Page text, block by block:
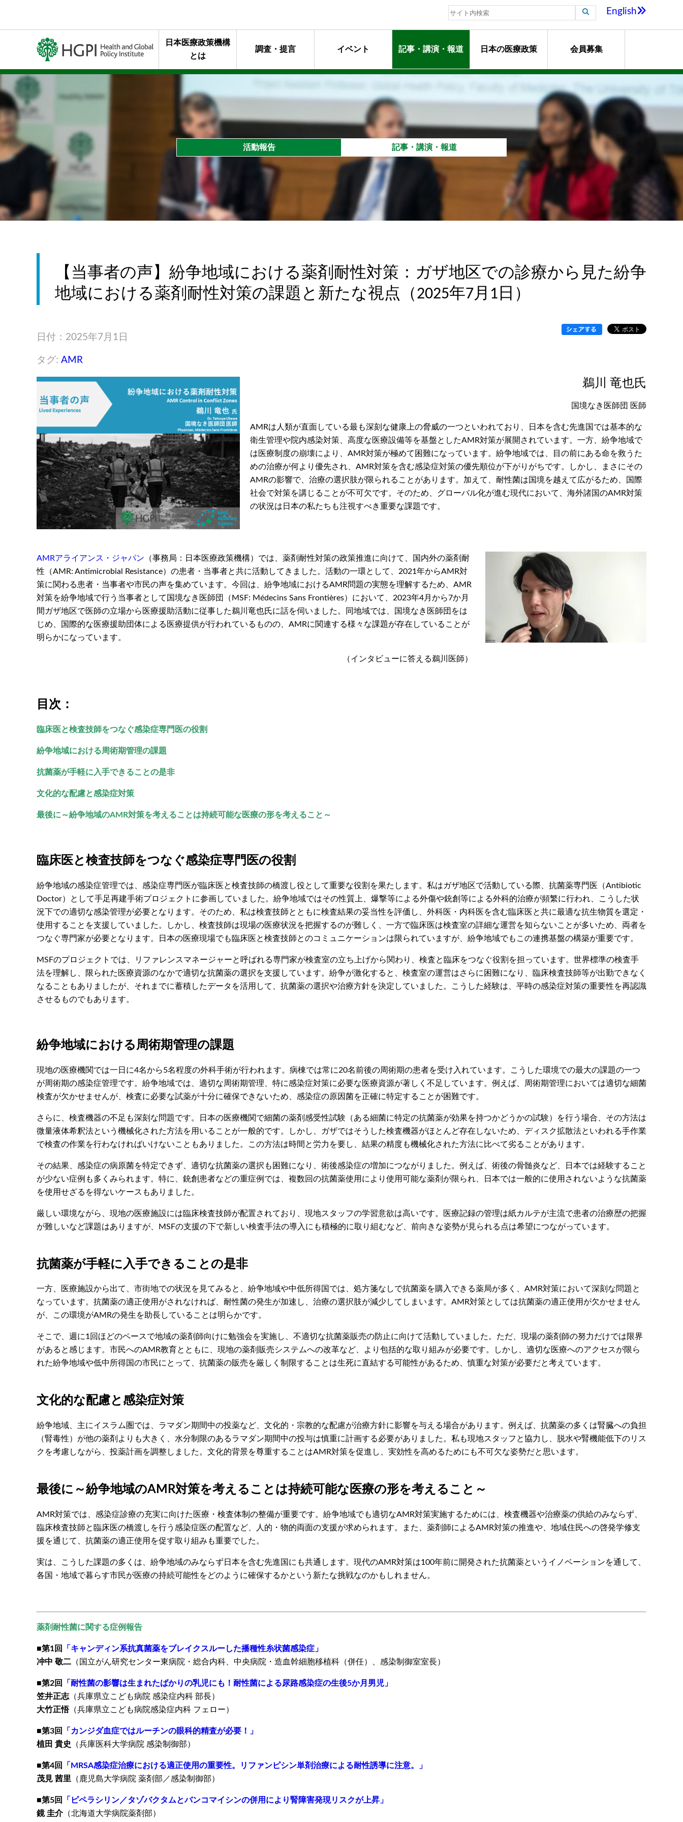
English
日本医療政策機構
とは
ミッション・行動指針
代表理事メッセージ
終身名誉チェアマンメッセージ
組織概要
年報・最近の活動
HGPIを支えるプロフェッショナル達
スタッフの声
HGPIのあゆみ
黒川清賞
調査・提言 イベント 記事・講演・報道 日本の医療政策 会員募集
活動報告 記事・講演・報道
【当事者の声】紛争地域における薬剤耐性対策：ガザ地区での診療から見た紛争
地域における薬剤耐性対策の課題と新たな視点（2025年7月1日）
日付：2025年7月1日
タグ: AMR
鵜川 竜也氏
国境なき医師団 医師
AMRは人類が直面している最も深刻な健康上の脅威の一つといわれており、日本を含む先進国では基本的な
衛生管理や院内感染対策、高度な医療設備等を基盤としたAMR対策が展開されています。一方、紛争地域で
は医療制度の崩壊により、AMR対策が極めて困難になっています。紛争地域では、目の前にある命を救うた
めの治療が何より優先され、AMR対策を含む感染症対策の優先順位が下がりがちです。しかし、まさにその
AMRの影響で、治療の選択肢が限られることがあります。加えて、耐性菌は国境を越えて広がるため、国際
社会で対策を講じることが不可欠です。そのため、グローバル化が進む現代において、海外諸国のAMR対策
の状況は日本の私たちも注視すべき重要な課題です。
AMRアライアンス・ジャパン （事務局：日本医療政策機構）では、薬剤耐性対策の政策推進に向けて、国内外の薬剤耐
性（AMR: Antimicrobial Resistance）の患者・当事者と共に活動してきました。活動の一環として、2021年からAMR対
策に関わる患者・当事者や市民の声を集めています。今回は、紛争地域におけるAMR問題の実態を理解するため、AMR
対策を紛争地域で行う当事者として国境なき医師団（MSF: Médecins Sans Frontières）において、2023年4月から7か月
間ガザ地区で医師の立場から医療援助活動に従事した鵜川竜也氏に話を伺いました。同地域では、国境なき医師団をは
じめ、国際的な医療援助団体による医療提供が行われているものの、AMRに関連する様々な課題が存在していることが
明らかになっています。
（インタビューに答える鵜川医師）
目次：
臨床医と検査技師をつなぐ感染症専門医の役割
紛争地域における周術期管理の課題
抗菌薬が手軽に入手できることの是非
文化的な配慮と感染症対策
最後に～紛争地域のAMR対策を考えることは持続可能な医療の形を考えること～
臨床医と検査技師をつなぐ感染症専門医の役割
紛争地域の感染症管理では、感染症専門医が臨床医と検査技師の橋渡し役として重要な役割を果たします。私はガザ地区で活動している際、抗菌薬専門医（Antibiotic
Doctor）として手足再建手術プロジェクトに参画していました。紛争地域ではその性質上、爆撃等による外傷や銃創等による外科的治療が頻繁に行われ、こうした状
況下での適切な感染管理が必要となります。そのため、私は検査技師とともに検査結果の妥当性を評価し、外科医・内科医を含む臨床医と共に最適な抗生物質を選定・
使用することを支援していました。しかし、検査技師は現場の医療状況を把握するのが難しく、一方で臨床医は検査室の詳細な運営を知らないことが多いため、両者を
つなぐ専門家が必要となります。日本の医療現場でも臨床医と検査技師とのコミュニケーションは限られていますが、紛争地域でもこの連携基盤の構築が重要です。
MSFのプロジェクトでは、リファレンスマネージャーと呼ばれる専門家が検査室の立ち上げから関わり、検査と臨床をつなぐ役割を担っています。世界標準の検査手
法を理解し、限られた医療資源のなかで適切な抗菌薬の選択を支援しています。紛争が激化すると、検査室の運営はさらに困難になり、臨床検査技師等が出勤できなく
なることもありましたが、それまでに蓄積したデータを活用して、抗菌薬の選択や治療方針を決定していました。こうした経験は、平時の感染症対策の重要性を再認識
させるものでもあります。
紛争地域における周術期管理の課題
現地の医療機関では一日に4名から5名程度の外科手術が行われます。病棟では常に20名前後の周術期の患者を受け入れています。こうした環境での最大の課題の一つ
が周術期の感染症管理です。紛争地域では、適切な周術期管理、特に感染症対策に必要な医療資源が著しく不足しています。例えば、周術期管理においては適切な細菌
検査が欠かせませんが、検査に必要な試薬が十分に確保できないため、感染症の原因菌を正確に特定することが困難です。
さらに、検査機器の不足も深刻な問題です。日本の医療機関で細菌の薬剤感受性試験（ある細菌に特定の抗菌薬が効果を持つかどうかの試験）を行う場合、その方法は
微量液体希釈法という機械化された方法を用いることが一般的です。しかし、ガザではそうした検査機器がほとんど存在しないため、ディスク拡散法といわれる手作業
で検査の作業を行わなければいけないこともありました。この方法は時間と労力を要し、結果の精度も機械化された方法に比べて劣ることがあります。
その結果、感染症の病原菌を特定できず、適切な抗菌薬の選択も困難になり、術後感染症の増加につながりました。例えば、術後の骨髄炎など、日本では経験すること
が少ない症例も多くみられます。特に、銃創患者などの重症例では、複数回の抗菌薬使用により使用可能な薬剤が限られ、日本では一般的に使用されないような抗菌薬
を使用せざるを得ないケースもありました。
厳しい環境ながら、現地の医療施設には臨床検査技師が配置されており、現地スタッフの学習意欲は高いです。医療記録の管理は紙カルテが主流で患者の治療歴の把握
が難しいなど課題はありますが、MSFの支援の下で新しい検査手法の導入にも積極的に取り組むなど、前向きな姿勢が見られる点は希望につながっています。
抗菌薬が手軽に入手できることの是非
一方、医療施設から出て、市街地での状況を見てみると、紛争地域や中低所得国では、処方箋なしで抗菌薬を購入できる薬局が多く、AMR対策において深刻な問題と
なっています。抗菌薬の適正使用がされなければ、耐性菌の発生が加速し、治療の選択肢が減少してしまいます。AMR対策としては抗菌薬の適正使用が欠かせません
が、この環境がAMRの発生を助長していることは明らかです。
そこで、週に1回ほどのペースで地域の薬剤師向けに勉強会を実施し、不適切な抗菌薬販売の防止に向けて活動していました。ただ、現場の薬剤師の努力だけでは限界
があると感じます。市民へのAMR教育とともに、現地の薬剤販売システムへの改革など、より包括的な取り組みが必要です。しかし、適切な医療へのアクセスが限ら
れた紛争地域や低中所得国の市民にとって、抗菌薬の販売を厳しく制限することは生死に直結する可能性があるため、慎重な対策が必要だと考えています。
文化的な配慮と感染症対策
紛争地域、主にイスラム圏では、ラマダン期間中の投薬など、文化的・宗教的な配慮が治療方針に影響を与える場合があります。例えば、抗菌薬の多くは腎臓への負担
（腎毒性）が他の薬剤よりも大きく、水分制限のあるラマダン期間中の投与は慎重に計画する必要がありました。私も現地スタッフと協力し、脱水や腎機能低下のリス
クを考慮しながら、投薬計画を調整しました。文化的背景を尊重することはAMR対策を促進し、実効性を高めるためにも不可欠な姿勢だと思います。
最後に～紛争地域のAMR対策を考えることは持続可能な医療の形を考えること～
AMR対策では、感染症診療の充実に向けた医療・検査体制の整備が重要です。紛争地域でも適切なAMR対策実施するためには、検査機器や治療薬の供給のみならず、
臨床検査技師と臨床医の橋渡しを行う感染症医の配置など、人的・物的両面の支援が求められます。また、薬剤師によるAMR対策の推進や、地域住民への啓発学修支
援を通じて、抗菌薬の適正使用を促す取り組みも重要でした。
実は、こうした課題の多くは、紛争地域のみならず日本を含む先進国にも共通します。現代のAMR対策は100年前に開発された抗菌薬というイノベーションを通して、
各国・地域で暮らす市民が医療の持続可能性をどのように確保するかという新たな挑戦なのかもしれません。
薬剤耐性菌に関する症例報告
■第1回
「キャンディン系抗真菌薬をブレイクスルーした播種性糸状菌感染症」
冲中 敬二 （国立がん研究センター東病院・総合内科、中央病院・造血幹細胞移植科（併任）、感染制御室室長）
■第2回
「耐性菌の影響は生まれたばかりの乳児にも！耐性菌による尿路感染症の生後5か月男児」
笠井正志 （兵庫県立こども病院 感染症内科 部長）
大竹正悟（兵庫県立こども病院感染症内科 フェロー）
■第3回
「カンジダ血症ではルーチンの眼科的精査が必要！」
植田 貴史
（兵庫医科大学病院 感染制御部）
■第4回
「MRSA感染症治療における適正使用の重要性。リファンピシン単剤治療による耐性誘導に注意。」
茂見 茜里 （鹿児島大学病院 薬剤部／感染制御部）
■第5回
「ピペラシリン／タゾバクタムとバンコマイシンの併用により腎障害発現リスクが上昇」
鏡 圭介（北海道大学病院薬剤部）